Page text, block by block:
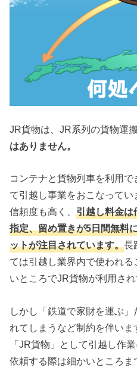
JR貨物は、JR系列の貨物運
はありません。
コンテナと貨物列車を利用
て引越し事業をおこなって
信頼度も高く、引越し料金は
指定、留め置きが5日間無料
ットが注目されています。長
ては引越し業界内で使われ
いところでJR貨物が利用さ
しかし「鉄道で家財を運ぶ」
れてしまうなど制約を伴い
「JR貨物」として引越し作
依頼する際は細かいところま